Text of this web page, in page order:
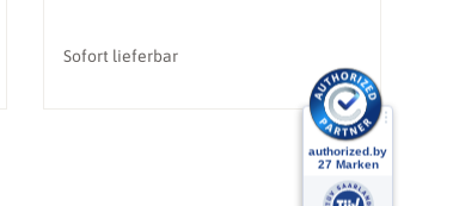
Sofort lieferbar